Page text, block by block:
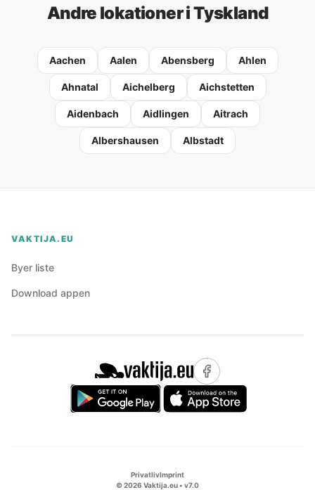
Andre lokationer i Tyskland
Aachen Aalen Abensberg Ahlen
Ahnatal Aichelberg Aichstetten
Aidenbach Aidlingen Aitrach
Albershausen Albstadt
VAKTIJA.EU
Byer liste
Download appen
PrivatlivImprint
©2026 Vaktija.eu • v7.0